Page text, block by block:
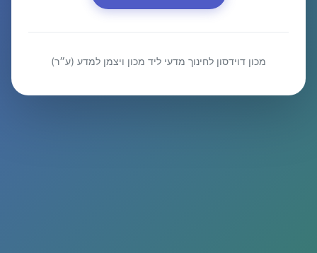
מכון דוידסון לחינוך מדעי ליד מכון ויצמן למדע (ע״ר)